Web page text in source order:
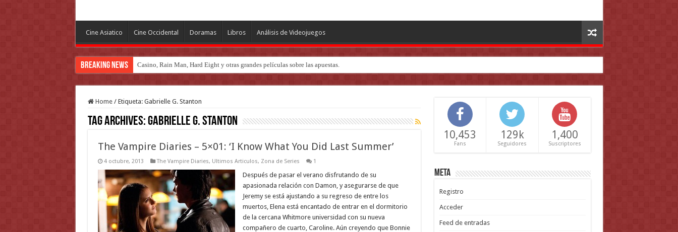
Cine Asiatico Cine Occidental Doramas Libros Análisis de Videojuegos
Breaking News Casino, Rain Man, Hard Eight y otras grandes películas sobre las apuestas.
Introducción al maravilloso mundo de ‘Deadly Premonition’
Home / Etiqueta: Gabrielle G. Stanton
Tag Archives:Gabrielle G. Stanton
The Vampire Diaries – 5×01: ‘I Know What You Did Last Summer’
4 octubre, 2013 The Vampire Diaries, Ultimos Articulos, Zona de Series 1
Después de pasar el verano disfrutando de su
apasionada relación con Damon, y asegurarse de que
Jeremy se está ajustando a su regreso de entre los
muertos, Elena está encantado de entrar en el dormitorio
de la cercana Whitmore universidad con su nueva
compañero de cuarto, Caroline. Aún creyendo que Bonnie
10,453
Fans
129k
Seguidores
1,400
Suscriptores
Meta
Registro
Acceder
Feed de entradas